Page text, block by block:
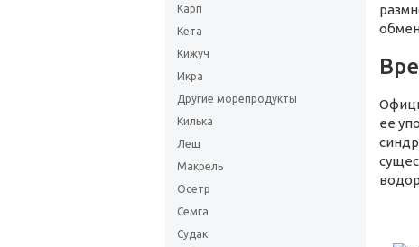
Карп
Кета
Кижуч
Икра
Другие морепродукты
Килька
Лещ
Макрель
Осетр
Семга
Судак
ее